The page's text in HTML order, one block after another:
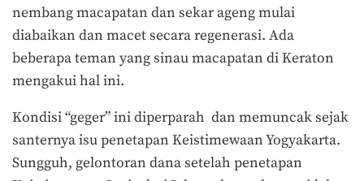
nembang macapatan dan sekar ageng mulai
diabaikan dan macet secara regenerasi. Ada
beberapa teman yang sinau macapatan di Keraton
mengakui hal ini.
Kondisi “geger” ini diperparah dan memuncak sejak
santernya isu penetapan Keistimewaan Yogyakarta.
Sungguh, gelontoran dana setelah penetapan